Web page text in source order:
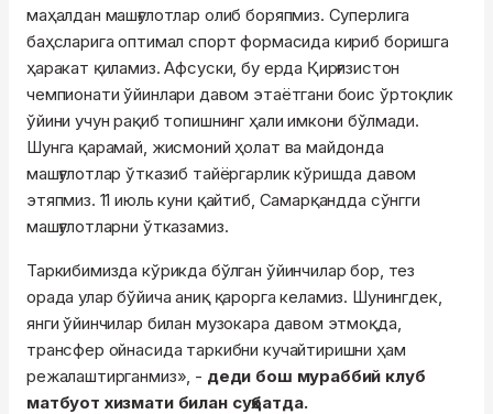
маҳалдан машғулотлар олиб боряпмиз. Суперлига
баҳсларига оптимал спорт формасида кириб боришга
ҳаракат қиламиз. Афсуски, бу ерда Қирғизистон
чемпионати ўйинлари давом этаётгани боис ўртоқлик
ўйини учун рақиб топишнинг ҳали имкони бўлмади.
Шунга қарамай, жисмоний ҳолат ва майдонда
машғулотлар ўтказиб тайёргарлик кўришда давом
этяпмиз. 11 июль куни қайтиб, Самарқандда сўнгги
машғулотларни ўтказамиз.
Таркибимизда кўрикда бўлган ўйинчилар бор, тез
орада улар бўйича аниқ қарорга келамиз. Шунингдек,
янги ўйинчилар билан музокара давом этмоқда,
трансфер ойнасида таркибни кучайтиришни ҳам
режалаштирганмиз», - деди бош мураббий клуб
матбуот хизмати билан суҳбатда.